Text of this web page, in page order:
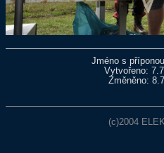
Jméno s
Vytvořeno:
Změněno:
(c)2004